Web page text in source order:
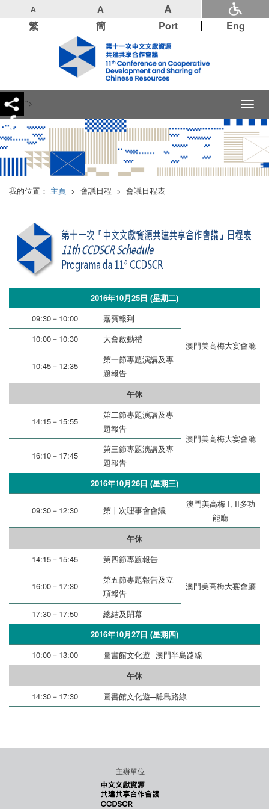
A A A
繁 簡 Port Eng
">
Toggle
我的位置： 主頁 > 會議日程 > 會議日程表
2016年10月25日 (星期二)
09:30－10:00
嘉賓報到
澳門美高梅大宴會廳
10:00－10:30 大會啟動禮
10:45－12:35
第一節專題演講及專
題報告
午休
14:15－15:55
第二節專題演講及專
題報告
澳門美高梅大宴會廳
16:10－17:45
第三節專題演講及專
題報告
2016年10月26日 (星期三)
09:30－12:30 第十次理事會會議
澳門美高梅 I, II多功
能廳
午休
14:15－15:45
第四節專題報告
澳門美高梅大宴會廳
16:00－17:30
第五節專題報告及立
項報告
17:30－17:50
總結及閉幕
2016年10月27日 (星期四)
10:00－13:00
圖書館文化遊─澳門半島路線
午休
14:30－17:30
圖書館文化遊─離島路線
主辦單位